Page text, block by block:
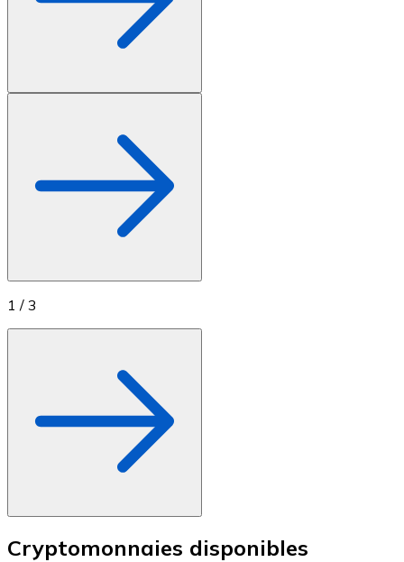
1 / 3
Cryptomonnaies disponibles